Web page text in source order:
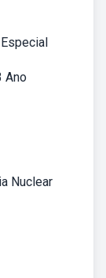
Ano
Nuclear